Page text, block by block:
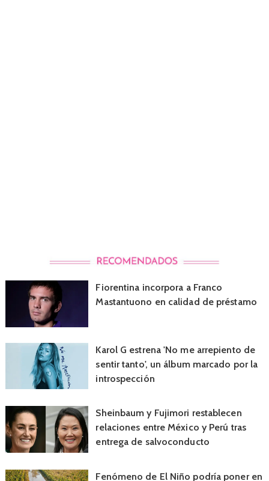
Fiorentina incorpora a Franco
Mastantuono en calidad de préstamo
Karol G estrena 'No me arrepiento de
sentir tanto', un álbum marcado por la
introspección
Sheinbaum y Fujimori restablecen
relaciones entre México y Perú tras
entrega de salvoconducto
Fenómeno de El Niño podría poner en